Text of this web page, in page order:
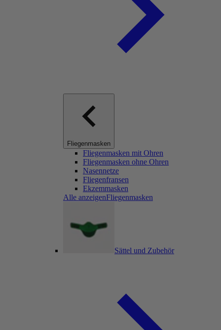
Fliegenmasken
Fliegenmasken mit Ohren
Fliegenmasken ohne Ohren
Nasennetze
Fliegenfransen
Ekzemmasken
Alle anzeigenFliegenmasken
Sättel und Zubehör